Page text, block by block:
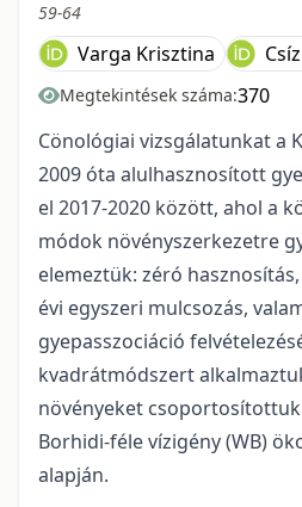
59-64
Varga Krisztina
Megtekintések száma:370
Cönológiai vizsgálatunkat a
2009 óta alulhasznosított
el 2017-2020 között, ahol a
módok növényszerkezetre
elemeztük: zéró
évi egyszeri mulcsozás,
gyepasszociáció
kvadrátmódszert
növényeket
Borhidi-féle vízigény (WB)
alapján.